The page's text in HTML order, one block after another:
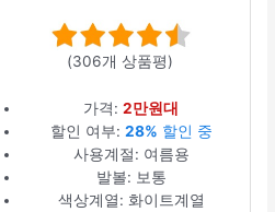
(306개 상품평)
가격:2만원대
할인 여부: 28% 할인 중
사용계절: 여름용
발볼: 보통
색상계열: 화이트계열